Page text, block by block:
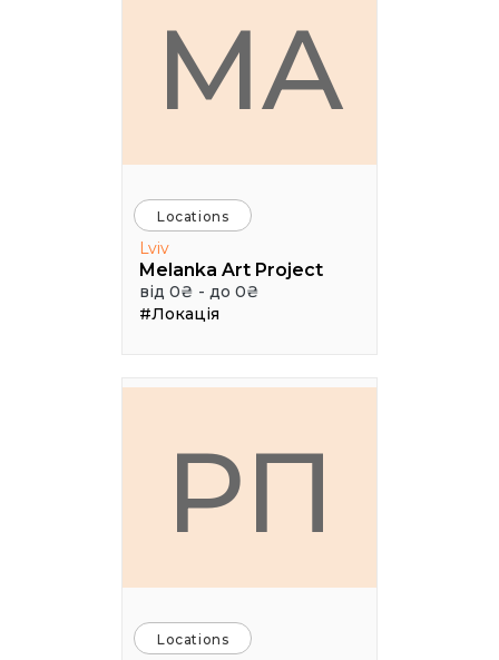
MA
Locations
Lviv
Melanka Art Project
від 0₴ - до 0₴
#Локація
РП
Locations